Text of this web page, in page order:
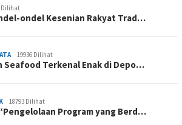
Dilihat
ondel Kesenian Rakyat Trad…
19936 Dilihat
Seafood Terkenal Enak di Depo…
18793 Dilihat
Program yang Berd…